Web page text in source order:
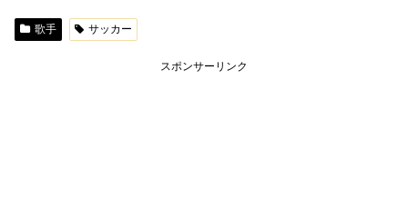
歌手 サッカー
スポンサーリンク